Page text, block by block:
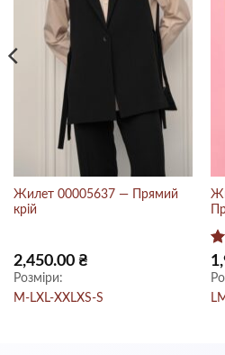
Жилет 00005637 — Прямий
крій
2,450.00 ₴
Розміри:
M-LXL-XXLXS-S
5
L